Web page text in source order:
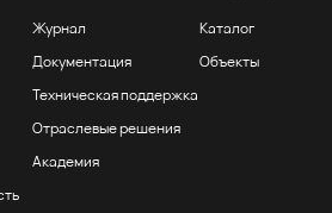
Журнал
Документация
Техническая поддержка
Отраслевые решения
Академия
Каталог
Объекты